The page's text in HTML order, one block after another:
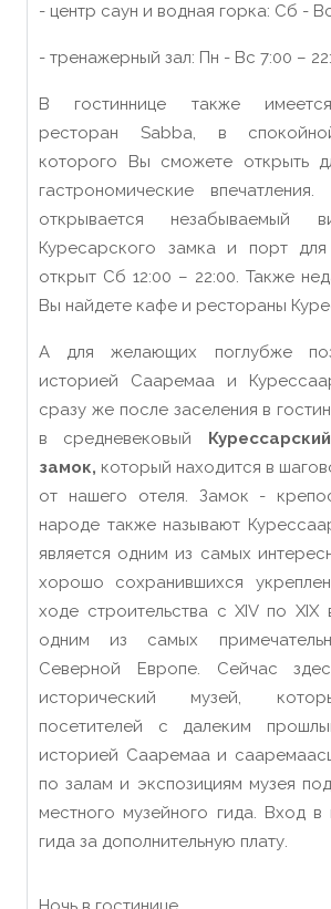
- центр саун и водная горка: Сб -
- тренажерный зал: Пн - Вс 7:00 –
В гостиннице также
ресторан Sabba, в спокойн
которого Вы сможете открыть
гастрономические
открывается
Куресарского замка и порт для
открыт Сб 12:00 – 22:00. Также
Вы найдете кафе и рестораны
А для желающих поглубже
историей Сааремаа и
сразу же после заселения в
в средневековый
замок, который находится в
от нашего отеля. Замок -
народе также называют
является одним из самых
хорошо сохранившихся
ходе строительства с XIV по XIX
одним из самых
Северной Европе. Сейчас
исторический музей,
посетителей с далеким
историей Сааремаа и
по залам и экспозициям музея
местного музейного гида. Вход в
гида за дополнительную плату.